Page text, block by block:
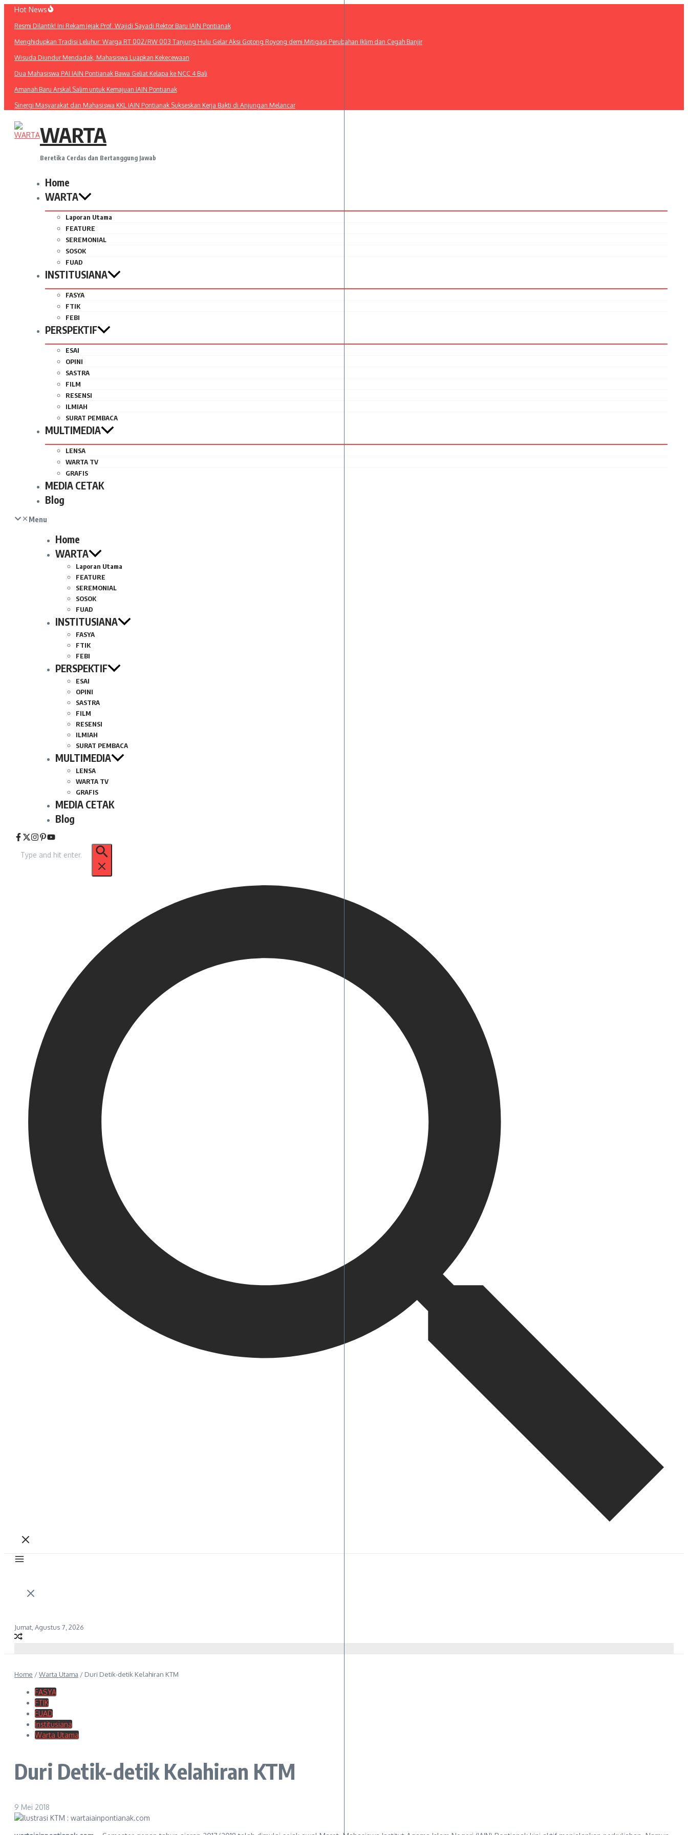
Lewati
konten
Hot News
Resmi Dilantik! Ini Rekam Jejak Prof. Wajidi Sayadi Rektor Baru IAIN Pontianak
Menghidupkan Tradisi Leluhur: Warga RT 002/RW 003 Tanjung Hulu Gelar Aksi Gotong Royong demi Mitigasi Perubahan Iklim dan Cegah Banjir
Wisuda Diundur Mendadak, Mahasiswa Luapkan Kekecewaan
Dua Mahasiswa PAI IAIN Pontianak Bawa Geliat Kelapa ke NCC 4 Bali
Amanah Baru Arskal Salim untuk Kemajuan IAIN Pontianak
Sinergi Masyarakat dan Mahasiswa KKL IAIN Pontianak Sukseskan Kerja Bakti di Anjungan Melancar
WARTA
Beretika Cerdas dan Bertanggung Jawab
Home
WARTA
Laporan Utama
FEATURE
SEREMONIAL
SOSOK
FUAD
INSTITUSIANA
FASYA
FTIK
FEBI
PERSPEKTIF
ESAI
OPINI
SASTRA
FILM
RESENSI
ILMIAH
SURAT PEMBACA
MULTIMEDIA
LENSA
WARTA TV
GRAFIS
MEDIA CETAK
Blog
Menu
Home
WARTA
Laporan Utama
FEATURE
SEREMONIAL
SOSOK
FUAD
INSTITUSIANA
FASYA
FTIK
FEBI
PERSPEKTIF
ESAI
OPINI
SASTRA
FILM
RESENSI
ILMIAH
SURAT PEMBACA
MULTIMEDIA
LENSA
WARTA TV
GRAFIS
MEDIA CETAK
Blog
untuk:
Jumat, Agustus 7, 2026
Home /Warta Utama / Duri Detik-detik Kelahiran KTM
FASYA
FTIK
FUAD
Institusiana
Warta Utama
Duri Detik-detik Kelahiran KTM
9 Mei 2018